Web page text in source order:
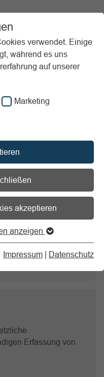
verwendet. Einige
während es uns
auf unserer
Marketing
akzeptieren
anzeigen
Impressum | Datenschutz
& Finanzen
Buchführung
öffnen
wird und warum
und steuerliche
Erfassung von